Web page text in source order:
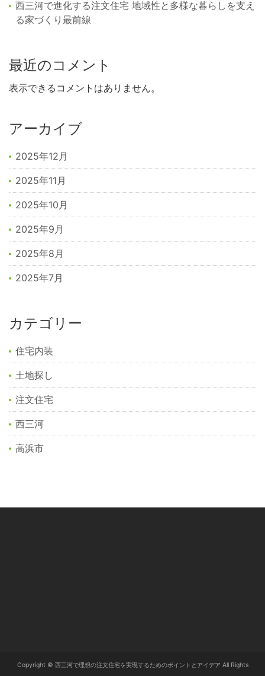
西三河で進化する注文住宅 地域性と多様な暮らしを支え
る家づくり最前線
最近のコメント
表示できるコメントはありません。
アーカイブ
2025年12月
2025年11月
2025年10月
2025年9月
2025年8月
2025年7月
カテゴリー
住宅内装
土地探し
注文住宅
西三河
高浜市
Copyright © 西三河で理想の注文住宅を実現するためのポイントとアイデア All Rights